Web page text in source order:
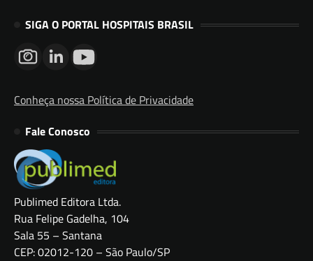
SIGA O PORTAL HOSPITAIS BRASIL
Conheça nossa Política de Privacidade
Fale Conosco
Publimed Editora Ltda.
Rua Felipe Gadelha, 104
Sala 55 – Santana
CEP: 02012-120 – São Paulo/SP